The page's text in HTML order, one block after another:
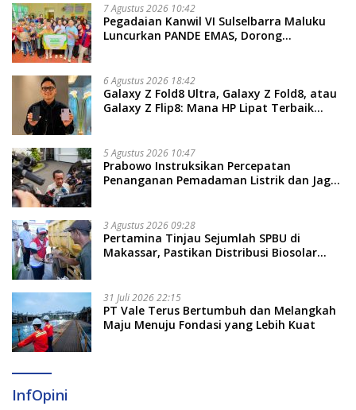
7 Agustus 2026 10:42
Pegadaian Kanwil VI Sulselbarra Maluku
Luncurkan PANDE EMAS, Dorong
6 Agustus 2026 18:42
Galaxy Z Fold8 Ultra, Galaxy Z Fold8, atau
Galaxy Z Flip8: Mana HP Lipat Terbaik
5 Agustus 2026 10:47
Prabowo Instruksikan Percepatan
Penanganan Pemadaman Listrik dan Jaga
3 Agustus 2026 09:28
Pertamina Tinjau Sejumlah SPBU di
Makassar, Pastikan Distribusi Biosolar
31 Juli 2026 22:15
PT Vale Terus Bertumbuh dan Melangkah
Maju Menuju Fondasi yang Lebih Kuat
InfOpini